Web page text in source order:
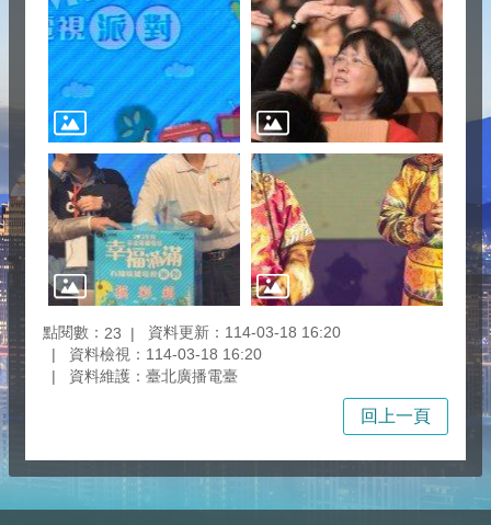
點閱數： 23
資料更新：114-03-18 16:20
資料檢視：114-03-18 16:20
資料維護：臺北廣播電臺
回上一頁